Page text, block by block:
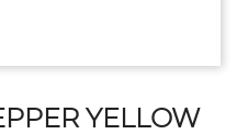
YELLOW